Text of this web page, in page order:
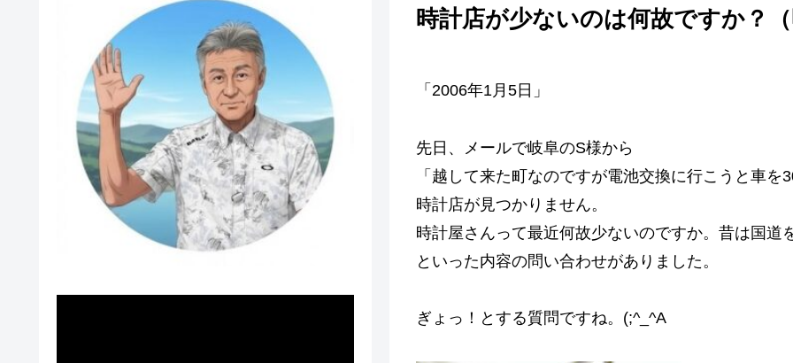
時計店が少ないのは何故ですか？
「2006年1月5日」
先日、メールで岐阜のS様から
「越して来た町なのですが電池交換に行こうと車を
時計店が見つかりません。
時計屋さんって最近何故少ないのですか。昔は国道
といった内容の問い合わせがありました。
ぎょっ！とする質問ですね。(;^_^A